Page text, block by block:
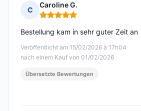
C
Caroline G.
Hinweis: 5 von 5
Veröffentlicht am 15/02/2026 à 17h04
nach einem Kauf von 01/02/2026
Bestellung kam in sehr guter Zeit an
Übersetzte Bewertungen